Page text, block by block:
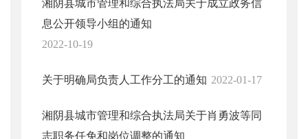
湘阴县城市管理和综合执法局关于成立政务信
息公开领导小组的通知
2022-10-19
关于明确局负责人工作分工的通知 2022-01-17
湘阴县城市管理和综合执法局关于肖勇波等同
志职务任免和岗位调整的通知